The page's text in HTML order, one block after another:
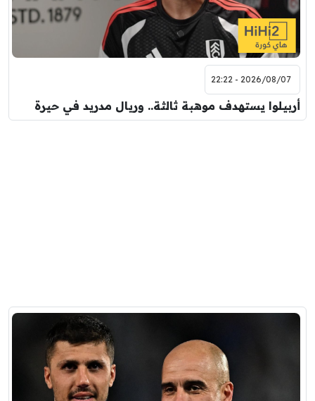
2026/08/07 - 22:22
أربيلوا يستهدف موهبة ثالثة.. وريال مدريد في حيرة